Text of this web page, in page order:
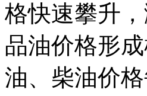
格快速攀升
品油价格形
油、柴油价